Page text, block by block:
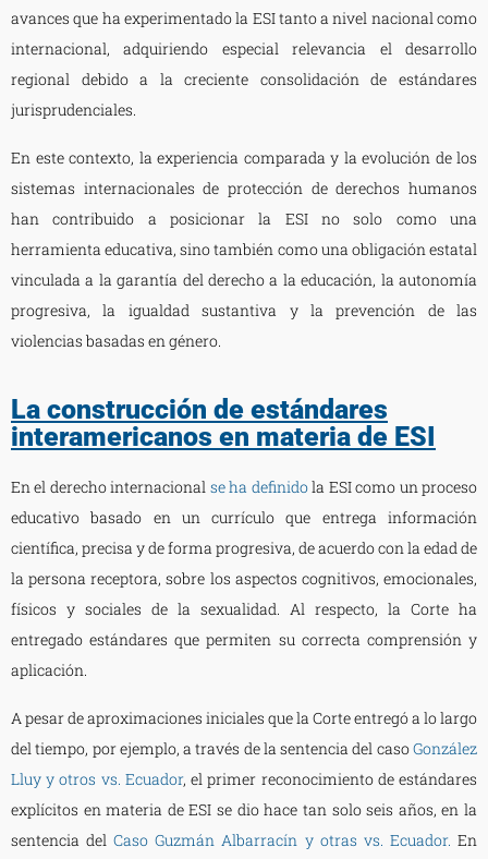
avances que ha experimentado la ESI tanto a nivel nacional como
internacional, adquiriendo especial relevancia el desarrollo
regional debido a la creciente consolidación de estándares
jurisprudenciales.
En este contexto, la experiencia comparada y la evolución de los
sistemas internacionales de protección de derechos humanos
han contribuido a posicionar la ESI no solo como una
herramienta educativa, sino también como una obligación estatal
vinculada a la garantía del derecho a la educación, la autonomía
progresiva, la igualdad sustantiva y la prevención de las
violencias basadas en género.
La construcción de estándares
interamericanos en materia de ESI
En el derecho internacional se ha definidola ESI como un proceso
educativo basado en un currículo que entrega información
científica, precisa y de forma progresiva, de acuerdo con la edad de
la persona receptora, sobre los aspectos cognitivos, emocionales,
físicos y sociales de la sexualidad. Al respecto, la Corte ha
entregado estándares que permiten su correcta comprensión y
aplicación.
A pesar de aproximaciones iniciales que la Corte entregó a lo largo
del tiempo, por ejemplo, a través de la sentencia del casoGonzález
Lluy y otros vs. Ecuador, el primer reconocimiento de estándares
explícitos en materia de ESI se dio hace tan solo seis años, en la
sentencia delCaso Guzmán Albarracín y otras vs. Ecuador. En